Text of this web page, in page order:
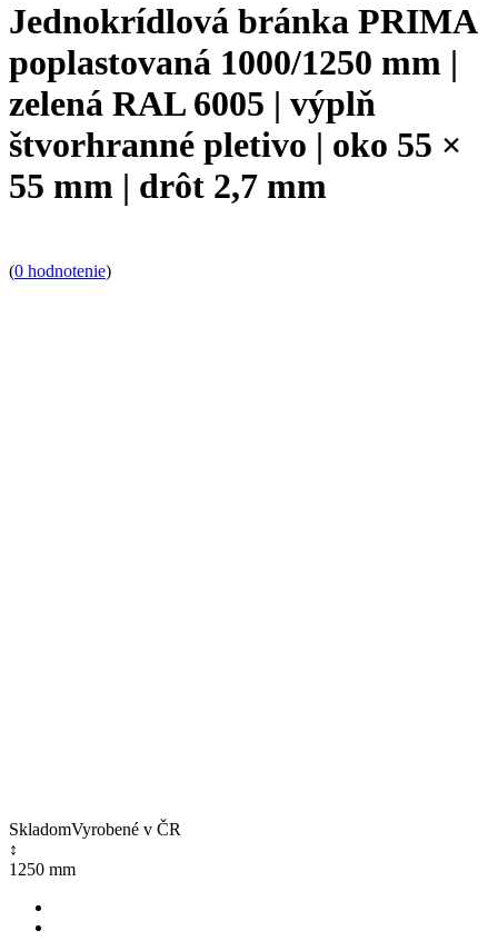
Jednokrídlová bránka PRIMA
poplastovaná 1000/1250 mm |
zelená RAL 6005 | výplň
štvorhranné pletivo | oko 55 ×
55 mm | drôt 2,7 mm
(0 hodnotenie)
SkladomVyrobené v ČR
↕
1250 mm